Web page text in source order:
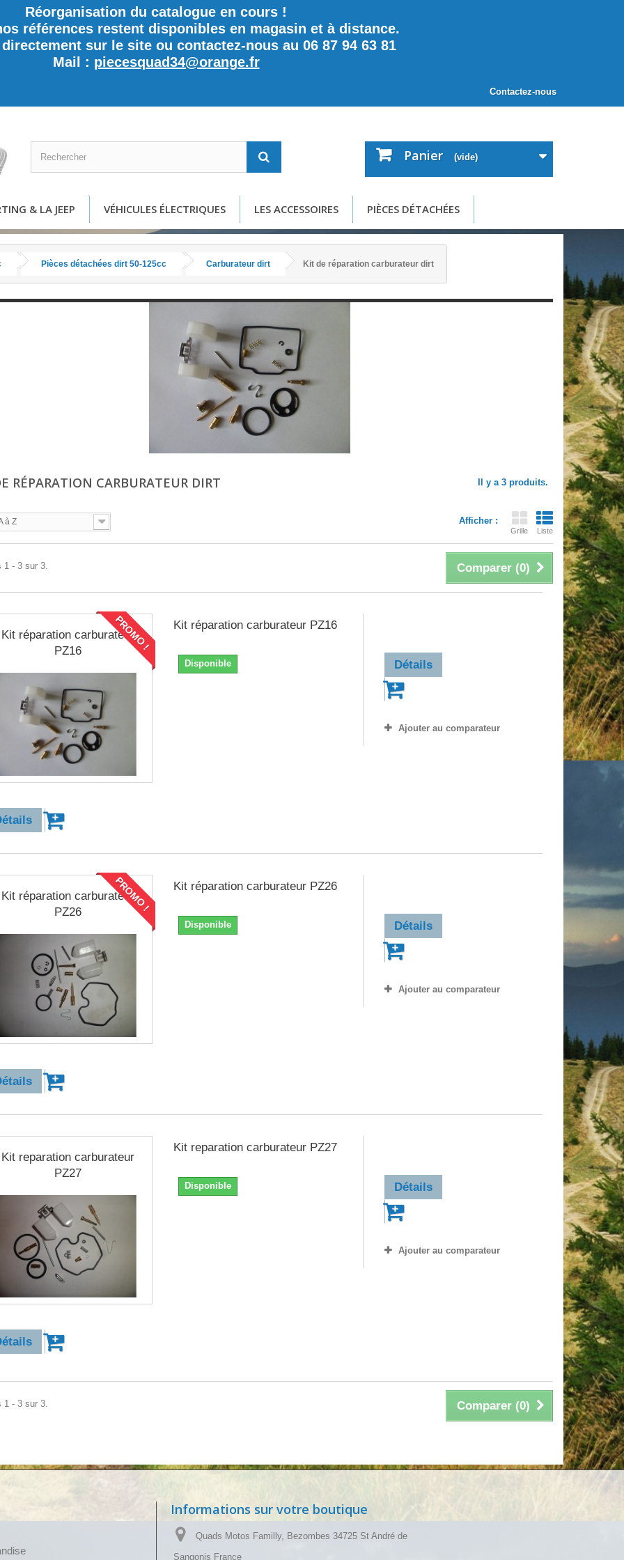
Réorganisation du catalogue en cours !
références restent disponibles en magasin et à distance.
sur le site ou contactez-nous au 06 87 94 63 81
Mail : piecesquad34@orange.fr
Contactez-nous
Panier (vide)
& LA JEEP VÉHICULES ÉLECTRIQUES LES ACCESSOIRES PIÈCES DÉTACHÉES
Pièces détachées dirt 50-125cc Carburateur dirt Kit de réparation carburateur dirt
RÉPARATION CARBURATEUR DIRT Il y a 3 produits.
Afficher :
Grille Liste
à Z
Comparer (0)
1 - 3 sur 3.
Kit réparation carburateur
PZ16
PROMO ! Kit réparation carburateur PZ16
Disponible Détails
Ajouter au comparateur
Kit réparation carburateur
PZ26
PROMO ! Kit réparation carburateur PZ26
Disponible Détails
Ajouter au comparateur
Kit reparation carburateur
PZ27
Kit reparation carburateur PZ27
Disponible Détails
Ajouter au comparateur
Comparer (0)
1 - 3 sur 3.
Informations sur votre boutique
Quads Motos Familly, Bezombes 34725 St André de
Sangonis France